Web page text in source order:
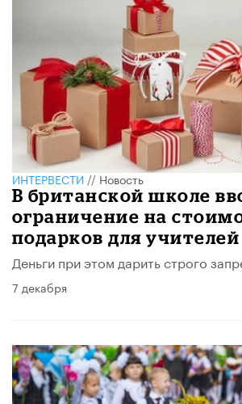
ИНТЕРВЕСТИ // Новость
В британской школе
ограничение на
подарков для учителей
Деньги при этом дарить строго
7 декабря